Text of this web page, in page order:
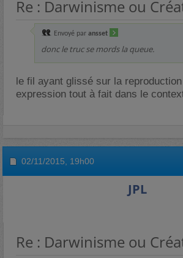
Re : Darwinisme ou
Envoyé par ansset
donc le truc se mords la queue.
le fil ayant glissé sur la
expression tout à fait dans le
02/11/2015, 19h00
JPL
Re : Darwinisme ou